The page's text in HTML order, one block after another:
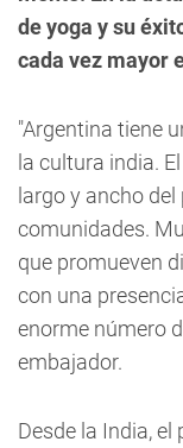
de yoga y su
cada vez mayor
"Argentina tiene
la cultura india.
largo y ancho
comunidades.
que promueven
con una
enorme número
embajador.
Desde la India,